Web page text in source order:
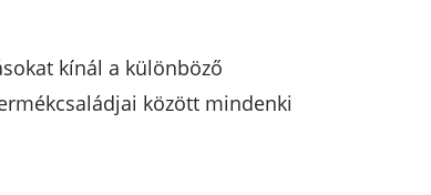
kínál a különböző
között mindenki